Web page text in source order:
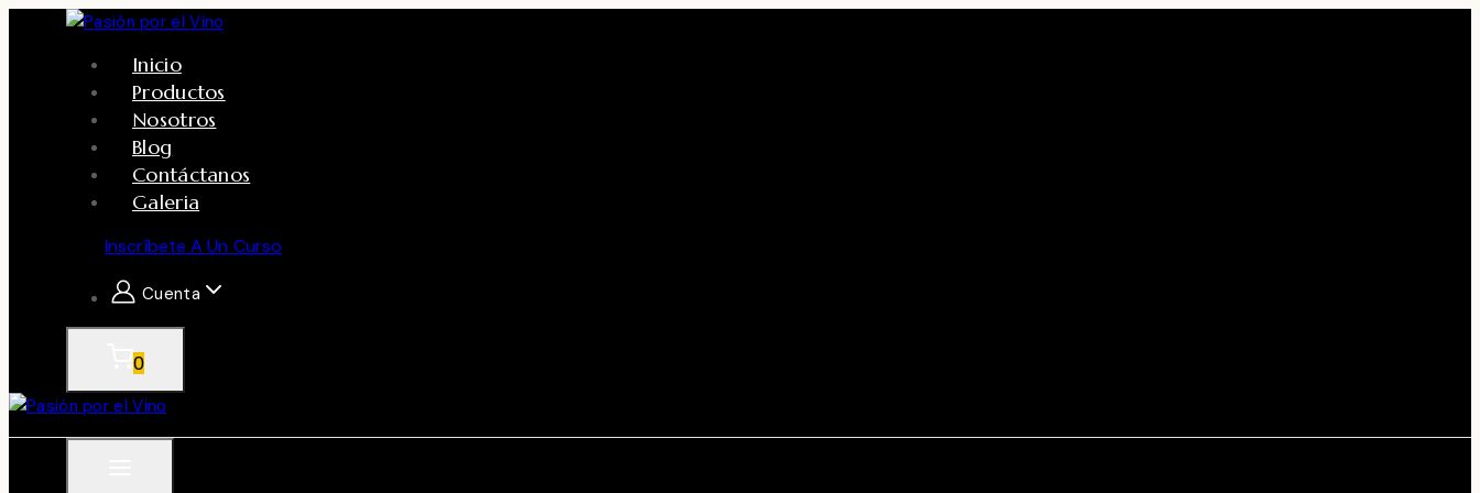
Inicio
Productos
Nosotros
Blog
Contáctanos
Galeria
Inscríbete A Un Curso
Cuenta
0